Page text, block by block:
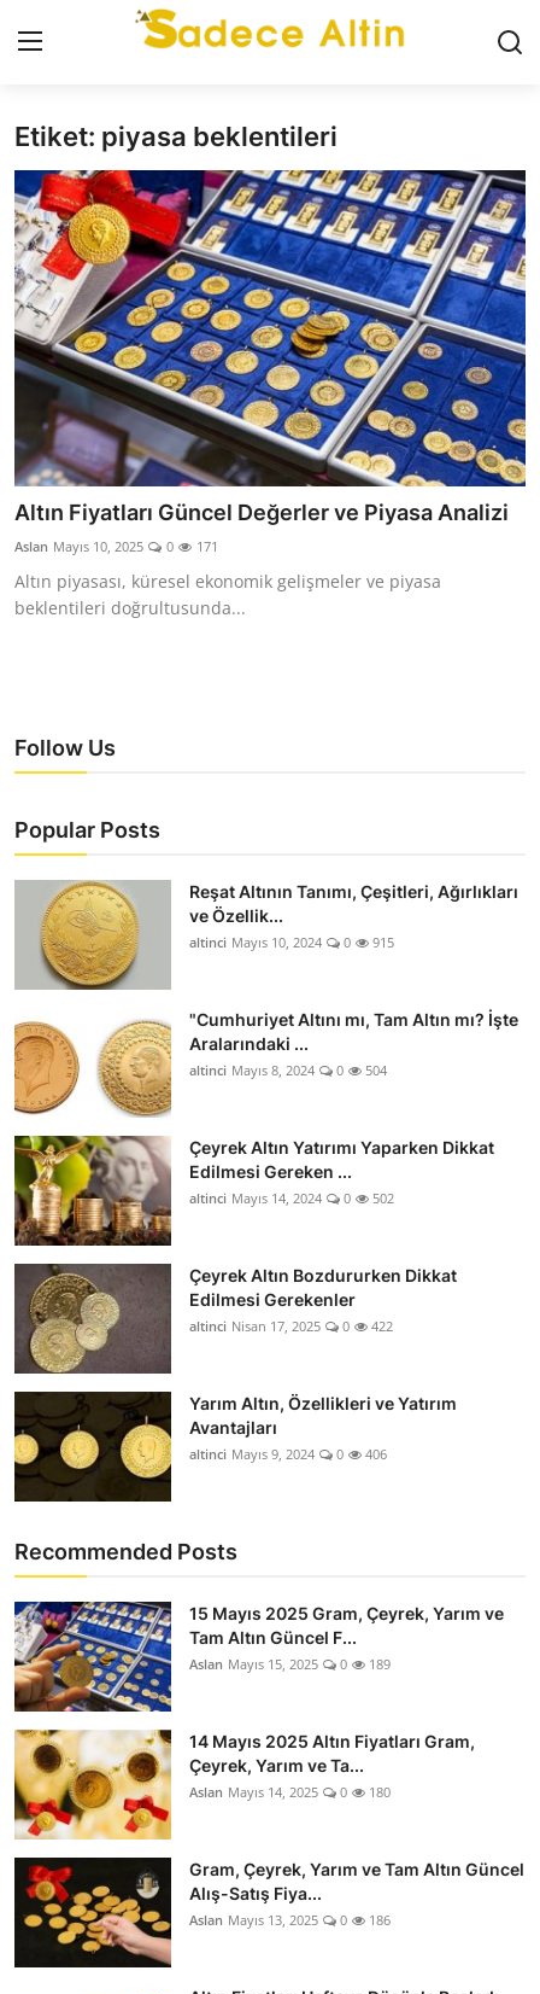
Giriş Kayıt Ol
GÜNCEL
İLETİŞİM
YASAL UYARI
KÜNYE
GRAM ALTIN
ÇEYREK ALTIN
YARIM ALTIN
TAM ALTIN
Etiket: piyasa beklentileri
Altın Fiyatları Güncel Değerler ve Piyasa Analizi
Aslan Mayıs 10, 2025 0 171
Altın piyasası, küresel ekonomik gelişmeler ve piyasa
beklentileri doğrultusunda...
Follow Us
Popular Posts
Reşat Altının Tanımı, Çeşitleri, Ağırlıkları
ve Özellik...
altinci Mayıs 10, 2024 0 915
"Cumhuriyet Altını mı, Tam Altın mı? İşte
Aralarındaki ...
altinci Mayıs 8, 2024 0 504
Çeyrek Altın Yatırımı Yaparken Dikkat
Edilmesi Gereken ...
altinci Mayıs 14, 2024 0 502
Çeyrek Altın Bozdururken Dikkat
Edilmesi Gerekenler
altinci Nisan 17, 2025 0 422
Yarım Altın, Özellikleri ve Yatırım
Avantajları
altinci Mayıs 9, 2024 0 406
Recommended Posts
15 Mayıs 2025 Gram, Çeyrek, Yarım ve
Tam Altın Güncel F...
Aslan Mayıs 15, 2025 0 189
14 Mayıs 2025 Altın Fiyatları Gram,
Çeyrek, Yarım ve Ta...
Aslan Mayıs 14, 2025 0 180
Gram, Çeyrek, Yarım ve Tam Altın Güncel
Alış-Satış Fiya...
Aslan Mayıs 13, 2025 0 186